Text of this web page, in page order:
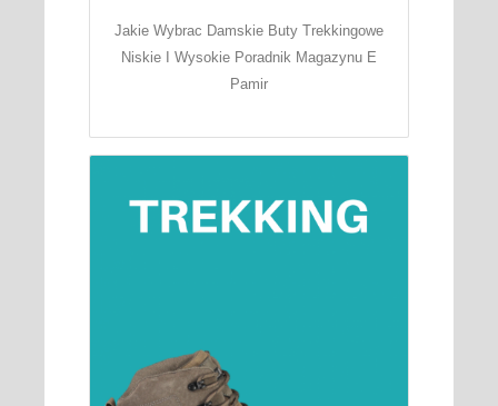
Jakie Wybrac Damskie Buty Trekkingowe
Niskie I Wysokie Poradnik Magazynu E
Pamir